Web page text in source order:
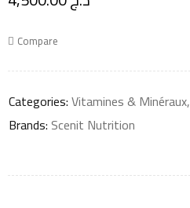
Compare
Categories:Vitamines & Minéraux,
Brands:Scenit Nutrition